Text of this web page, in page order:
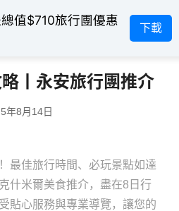
值$710旅行團優惠
下載
丨永安旅行團推介
年8月14日
最佳旅行時間、必玩景點如達
什米爾美食推介，盡在8日行
貼心服務與專業導覽，讓您的